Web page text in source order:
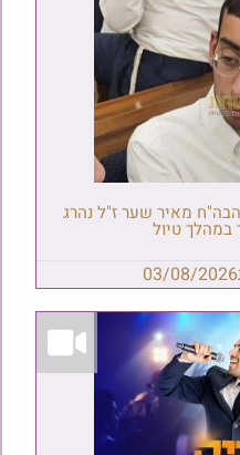
מאיר שער ז"ל נהרג
במהלך טיול
03/08/2026